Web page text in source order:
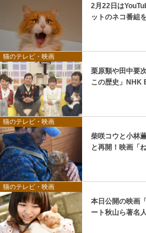
2月22日は
ットのネコ番組
猫のテレビ・映画
栗原類や田中要
この歴史」NHK
猫のテレビ・映画
柴咲コウと小林
と再開！映画「
猫のテレビ・映画
本日公開の映画
ート秋山ら著名